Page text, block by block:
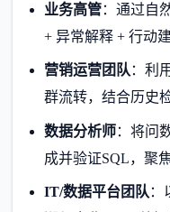
业务高管：通过自
+ 异常解释 + 行动
营销运营团队 ：利
群流转，结合历史
数据分析师：将问
成并验证SQL，聚
IT/数据平台团队 ：